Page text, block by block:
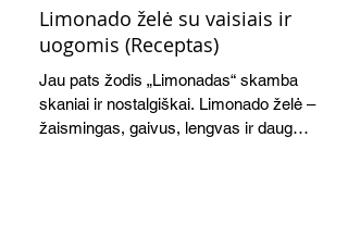
Limonado želė su vaisiais ir
uogomis (Receptas)
Jau pats žodis „Limonadas“ skamba
skaniai ir nostalgiškai. Limonado želė –
žaismingas, gaivus, lengvas ir daug